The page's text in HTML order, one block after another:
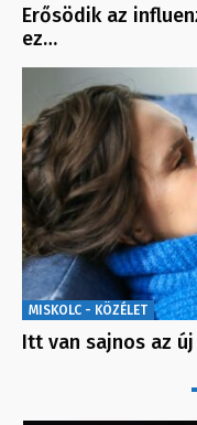
Erősödik az
ez…
MISKOLC - KÖZÉLET
Itt van sajnos az